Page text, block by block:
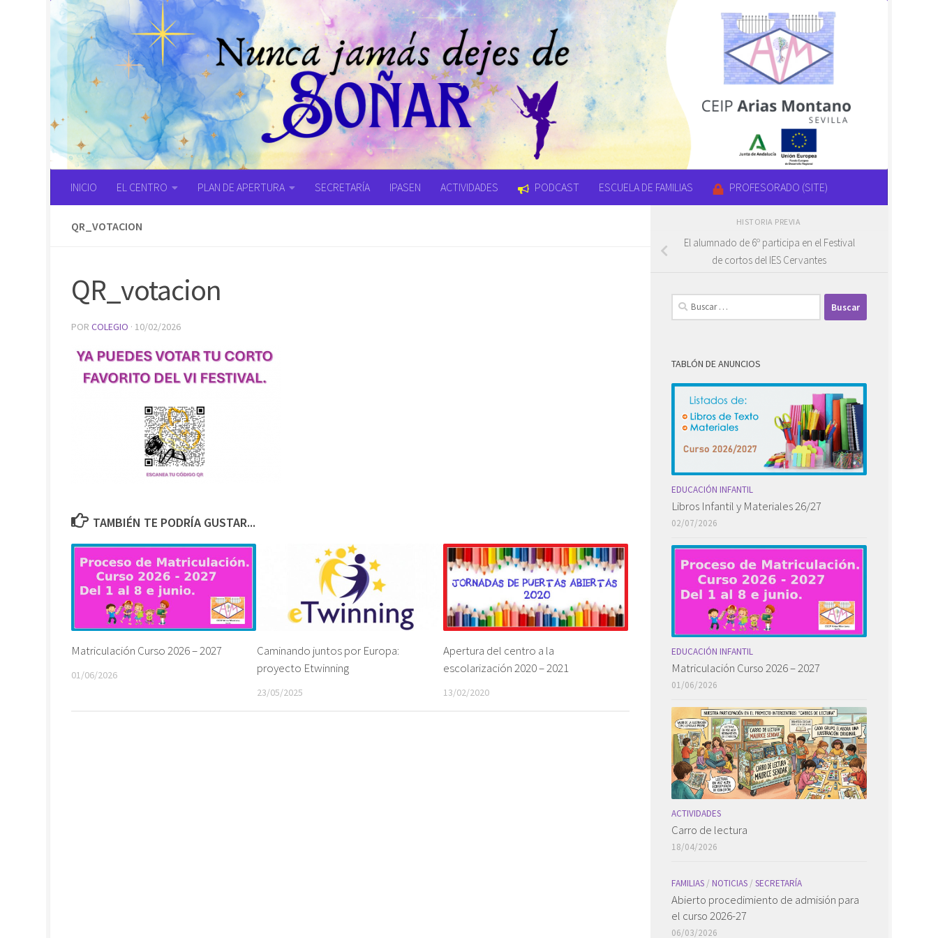
Saltar al contenido
INICIO EL CENTRO PLAN DE APERTURA SECRETARÍA IPASEN ACTIVIDADES PODCAST ESCUELA DE FAMILIAS PROFESORADO (SITE)
QR_VOTACION
QR_votacion
POR COLEGIO · 10/02/2026
TAMBIÉN TE PODRÍA GUSTAR...
Matriculación Curso 2026 – 2027
01/06/2026
Caminando juntos por Europa:
proyecto Etwinning
23/05/2025
Apertura del centro a la
escolarización 2020 – 2021
13/02/2020
HISTORIA PREVIA
El alumnado de 6º participa en el Festival
de cortos del IES Cervantes
Buscar:
TABLÓN DE ANUNCIOS
EDUCACIÓN INFANTIL
Libros Infantil y Materiales 26/27
02/07/2026
EDUCACIÓN INFANTIL
Matriculación Curso 2026 – 2027
01/06/2026
ACTIVIDADES
Carro de lectura
18/04/2026
FAMILIAS / NOTICIAS / SECRETARÍA
Abierto procedimiento de admisión para
el curso 2026-27
06/03/2026